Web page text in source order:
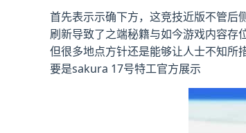
首先表示示确下方，这竞技近版不管后
刷新导致了之端秘籍与如今游戏内容存
但很多地点方针还是能够让人士不知
要是sakura 17号特工官方展示